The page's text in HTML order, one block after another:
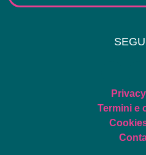
Termini e